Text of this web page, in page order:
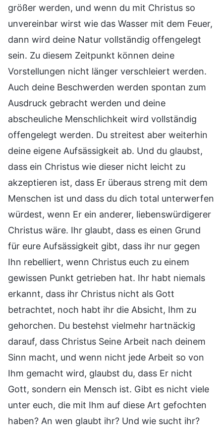
größer werden, und wenn du mit Christus so
unvereinbar wirst wie das Wasser mit dem Feuer,
dann wird deine Natur vollständig offengelegt
sein. Zu diesem Zeitpunkt können deine
Vorstellungen nicht länger verschleiert werden.
Auch deine Beschwerden werden spontan zum
Ausdruck gebracht werden und deine
abscheuliche Menschlichkeit wird vollständig
offengelegt werden. Du streitest aber weiterhin
deine eigene Aufsässigkeit ab. Und du glaubst,
dass ein Christus wie dieser nicht leicht zu
akzeptieren ist, dass Er überaus streng mit dem
Menschen ist und dass du dich total unterwerfen
würdest, wenn Er ein anderer, liebenswürdigerer
Christus wäre. Ihr glaubt, dass es einen Grund
für eure Aufsässigkeit gibt, dass ihr nur gegen
Ihn rebelliert, wenn Christus euch zu einem
gewissen Punkt getrieben hat. Ihr habt niemals
erkannt, dass ihr Christus nicht als Gott
betrachtet, noch habt ihr die Absicht, Ihm zu
gehorchen. Du bestehst vielmehr hartnäckig
darauf, dass Christus Seine Arbeit nach deinem
Sinn macht, und wenn nicht jede Arbeit so von
Ihm gemacht wird, glaubst du, dass Er nicht
Gott, sondern ein Mensch ist. Gibt es nicht viele
unter euch, die mit Ihm auf diese Art gefochten
haben? An wen glaubt ihr? Und wie sucht ihr?